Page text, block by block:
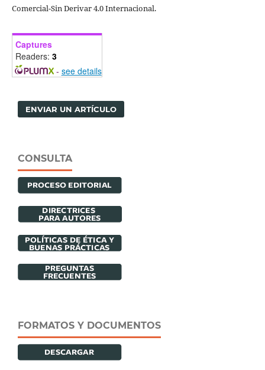
Comercial-Sin Derivar 4.0 Internacional.
Captures
Readers: 3
- see details
ENVIAR UN ARTÍCULO
CONSULTA
FORMATOS Y DOCUMENTOS